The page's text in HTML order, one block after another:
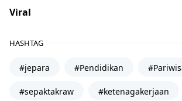
Viral
HASHTAG
#jepara #Pendidikan
#sepaktakraw #ketenagakerjaan